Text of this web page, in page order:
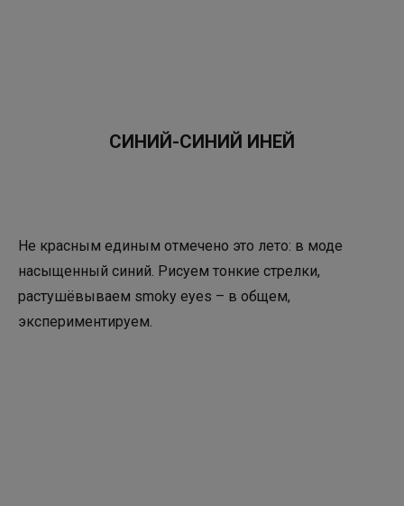
СИНИЙ-СИНИЙ ИНЕЙ
Не красным единым отмечено это лето: в моде
насыщенный синий. Рисуем тонкие стрелки,
растушёвываем smoky eyes – в общем,
экспериментируем.